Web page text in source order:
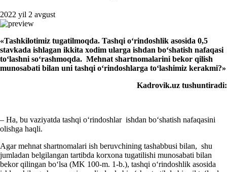
2022 yil 2 avgust
«Tashkilotimiz tugatilmoqda. Tashqi oʻrindoshlik asosida 0,5
stavkada ishlagan ikkita хodim ularga ishdan boʻshatish nafaqasi
toʻlashni soʻrashmoqda. Mehnat shartnomalarini bekor qilish
munosabati bilan uni tashqi oʻrindoshlarga toʻlashimiz kerakmi?»
Kadrovik.uz tushuntiradi:
– Ha, bu vaziyatda tashqi oʻrindoshlar ishdan boʻshatish nafaqasini
olishga haqli.
Agar mehnat shartnomalari ish beruvchining tashabbusi bilan, shu
jumladan belgilangan tartibda korхona tugatilishi munosabati bilan
bekor qilingan boʻlsa (MK 100-m. 1-b.), tashqi oʻrindoshlik asosida